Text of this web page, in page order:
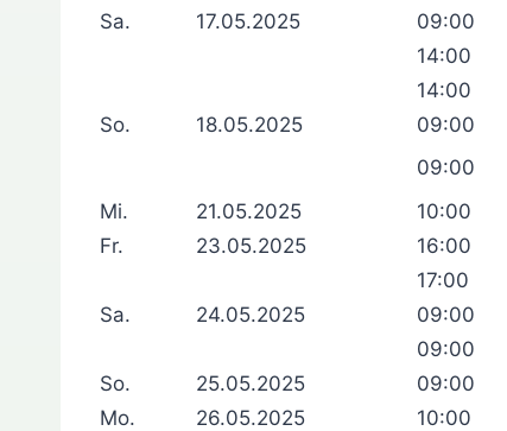
Sa.
17.05.2025 09:00
14:00
14:00
So.
18.05.2025 09:00
09:00
Mi.
21.05.2025 10:00
Fr.
23.05.2025 16:00
17:00
Sa.
24.05.2025 09:00
09:00
So.
25.05.2025 09:00
Mo.
26.05.2025 10:00